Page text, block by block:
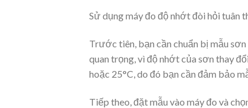
Sử dụng máy đo độ nhớt đòi hỏi tuân
Trước tiên, bạn cần chuẩn bị mẫu
quan trọng, vì độ nhớt của sơn thay
hoặc 25°C, do đó bạn cần đảm bảo
Tiếp theo, đặt mẫu vào máy đo và